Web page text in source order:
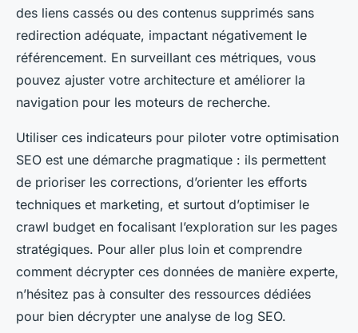
des liens cassés ou des contenus supprimés sans
redirection adéquate, impactant négativement le
référencement. En surveillant ces métriques, vous
pouvez ajuster votre architecture et améliorer la
navigation pour les moteurs de recherche.
Utiliser ces indicateurs pour piloter votre optimisation
SEO est une démarche pragmatique : ils permettent
de prioriser les corrections, d’orienter les efforts
techniques et marketing, et surtout d’optimiser le
crawl budget en focalisant l’exploration sur les pages
stratégiques. Pour aller plus loin et comprendre
comment décrypter ces données de manière experte,
n’hésitez pas à consulter des ressources dédiées
pour bien décrypter une analyse de log SEO.